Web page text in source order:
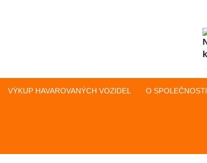
VÝKUP HAVAROVANÝCH VOZIDEL O SPOLEČNOSTI